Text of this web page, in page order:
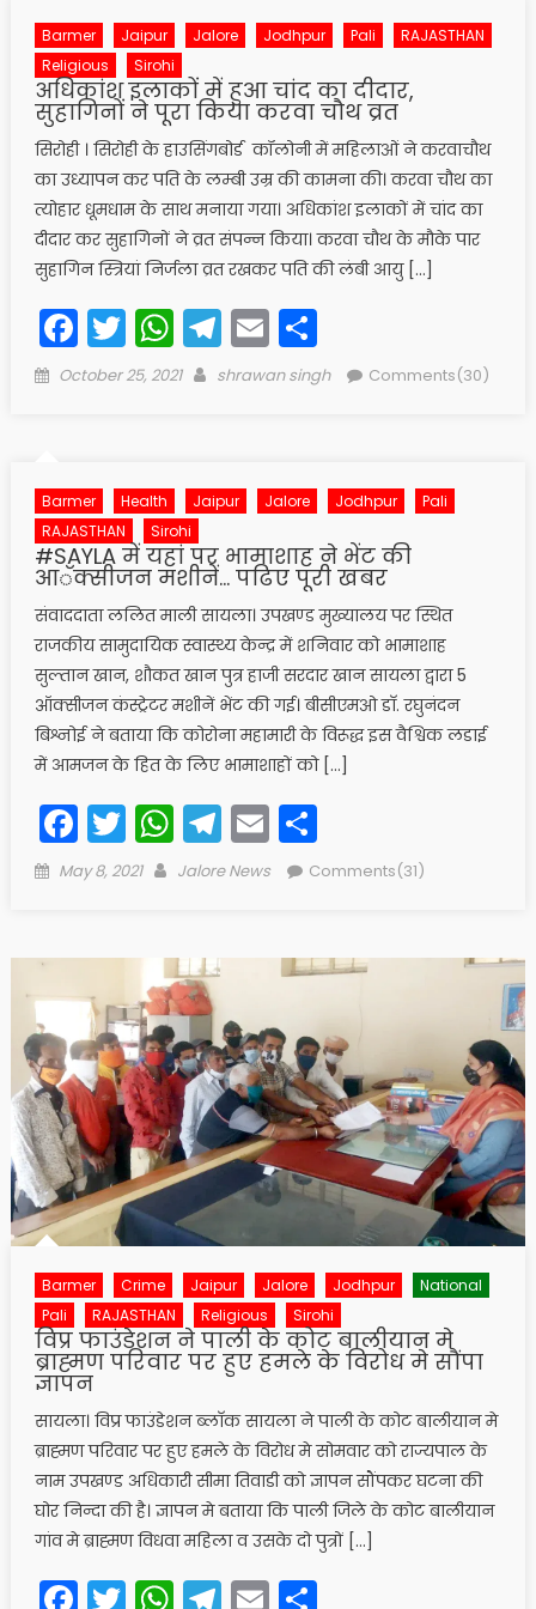
Barmer Jaipur Jalore Jodhpur Pali
RAJASTHAN
Religious
Sirohi
अधिकांश इलाकों में हुआ चांद का दीदार,
सुहागिनों ने पूरा किया करवा चौथ व्रत
सिरोही । सिरोही के हाउसिंगबोर्ड कॉलोनी में महिलाओं ने करवाचौथ
का उध्यापन कर पति के लम्बी उम्र की कामना की। करवा चौथ का
त्योहार धूमधाम के साथ मनाया गया। अधिकांश इलाकों में चांद का
दीदार कर सुहागिनों ने व्रत संपन्न किया। करवा चौथ के मौके पार
सुहागिन स्त्रियां निर्जला व्रत रखकर पति की लंबी आयु […]
Facebook
Twitter
WhatsApp
Telegram
EmailShare
Posted
October 25, 2021 Author
shrawan singh Comments(30)
Barmer Health Jaipur Jalore Jodhpur
Pali
RAJASTHAN
Sirohi
#SAYLA में यहां पर भामाशाह ने भेंट की
आॅक्सीजन मशीनें… पढिए पूरी खबर
संवाददाता ललित माली सायला। उपखण्ड मुख्यालय पर स्थित
राजकीय सामुदायिक स्वास्थ्य केन्द्र में शनिवार को भामाशाह
सुल्तान खान, शौकत खान पुत्र हाजी सरदार खान सायला द्वारा 5
ऑक्सीजन कंस्ट्रेटर मशीनें भेंट की गई। बीसीएमओ डाॅ. रघुनंदन
बिश्नोई ने बताया कि कोरोना महामारी के विरूद्ध इस वैश्विक लडाई
में आमजन के हित के लिए भामाशाहों को […]
Facebook
Twitter
WhatsApp
Telegram
EmailShare
Posted
May 8, 2021 Author
Jalore News Comments(31)
Barmer Crime Jaipur Jalore Jodhpur
National
Pali
RAJASTHAN Religious Sirohi
विप्र फाउंडेशन ने पाली के कोट बालीयान मे
ब्राह्मण परिवार पर हुए हमले के विरोध मे सौंपा
ज्ञापन
सायला। विप्र फाउंडेशन ब्लाॅक सायला ने पाली के कोट बालीयान मे
ब्राह्मण परिवार पर हुए हमले के विरोध मे सोमवार को राज्यपाल के
नाम उपखण्ड अधिकारी सीमा तिवाडी को ज्ञापन सौंपकर घटना की
घोर निन्दा की है। ज्ञापन मे बताया कि पाली जिले के कोट बालीयान
गांव मे ब्राह्मण विधवा महिला व उसके दो पुत्रों […]